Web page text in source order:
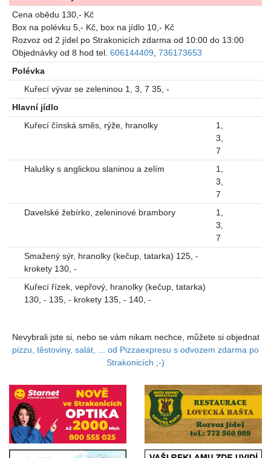
Cena obědu 130,- Kč
Box na polévku 5,- Kč, box na jídlo 10,- Kč
Rozvoz od 2 jídel po Strakonicích zdarma od 10:00 do 13:00
Objednávky od 8 hod tel. 606144409 736173653
Polévka
Kuřecí vývar se zeleninou 1, 3, 7 35, -
Hlavní jídlo
Kuřecí čínská směs, rýže, hranolky
1
3
7
Halušky s anglickou slaninou a zelím
1
3
7
Davelské žebírko, zeleninové brambory
1
3
7
Smažený sýr, hranolky (kečup, tatarka) 125, -
krokety 130, -
Kuřecí řízek, vepřový, hranolky (kečup, tatarka)
130, - 135, - krokety 135, - 140, -
Nevybrali jste si, nebo se vám nikam nechce, můžete si objednat
pizzu, těstoviny, salát, ... od Pizzaexpresu s odvozem zdarma po
Strakonicích ;-)